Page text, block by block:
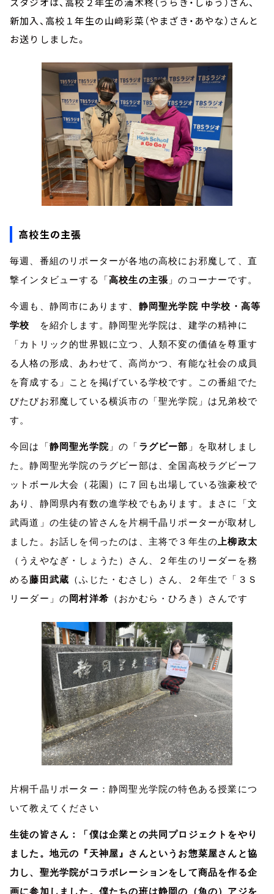
新加入、高校１年生の山﨑彩菜（やまざき・あやな）さんと
お送りしました。
高校生の主張
毎週、番組のリポーターが各地の高校にお邪魔して、直
撃インタビューする「 高校生の主張 」のコーナーです。
今週も、静岡市にあります、 静岡聖光学院 中学校・高等
学校 を紹介します。静岡聖光学院は、建学の精神に
「カトリック的世界観に立つ、人類不変の価値を尊重す
る人格の形成、あわせて、高尚かつ、有能な社会の成員
を育成する」ことを掲げている学校です。この番組でた
びたびお邪魔している横浜市の「聖光学院」は兄弟校で
す。
今回は「 静岡聖光学院 」の「 ラグビー部 」を取材しまし
た。静岡聖光学院のラグビー部は、全国高校ラグビーフ
ットボール大会（花園）に７回も出場している強豪校で
あり、静岡県内有数の進学校でもあります。まさに「文
武両道」の生徒の皆さんを片桐千晶リポーターが取材し
ました。お話しを伺ったのは、主将で３年生の上柳政太
（うえやなぎ・しょうた）さん、２年生のリーダーを務
める藤田武蔵 （ふじた・むさし）さん、２年生で「３Ｓ
リーダー」の 岡村洋希 （おかむら・ひろき）さんです
片桐千晶リポーター：静岡聖光学院の特色ある授業につ
いて教えてください
生徒の皆さん：「僕は企業との共同プロジェクトをやり
ました。地元の『天神屋』さんというお惣菜屋さんと協
力し、聖光学院がコラボレーションをして商品を作る企
画に参加しました。僕たちの班は静岡の（魚の）アジを